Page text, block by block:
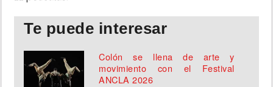
Te puede interesar
Colón se llena de arte y
movimiento con el Festival
ANCLA 2026